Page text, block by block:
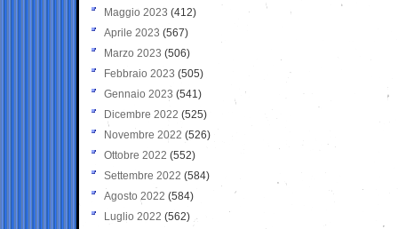
Maggio 2023 (412)
Aprile 2023 (567)
Marzo 2023 (506)
Febbraio 2023 (505)
Gennaio 2023 (541)
Dicembre 2022 (525)
Novembre 2022 (526)
Ottobre 2022 (552)
Settembre 2022 (584)
Agosto 2022 (584)
Luglio 2022 (562)